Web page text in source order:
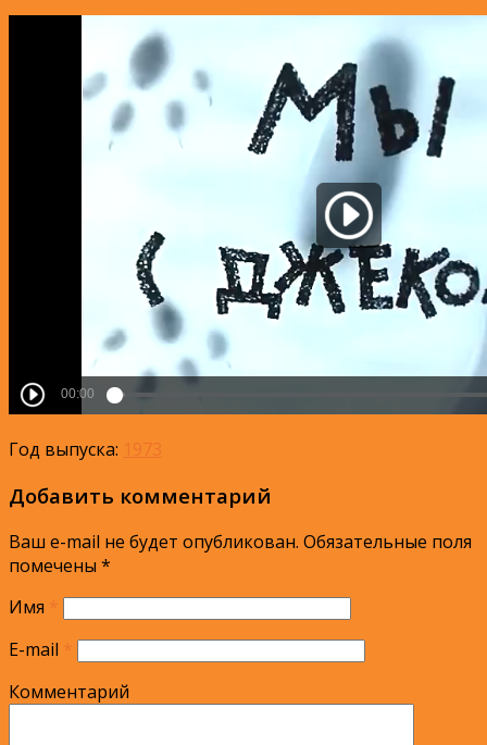
Год выпуска: 1973
Добавить комментарий
Ваш e-mail не будет опубликован. Обязательные поля
помечены *
Имя *
E-mail *
Комментарий